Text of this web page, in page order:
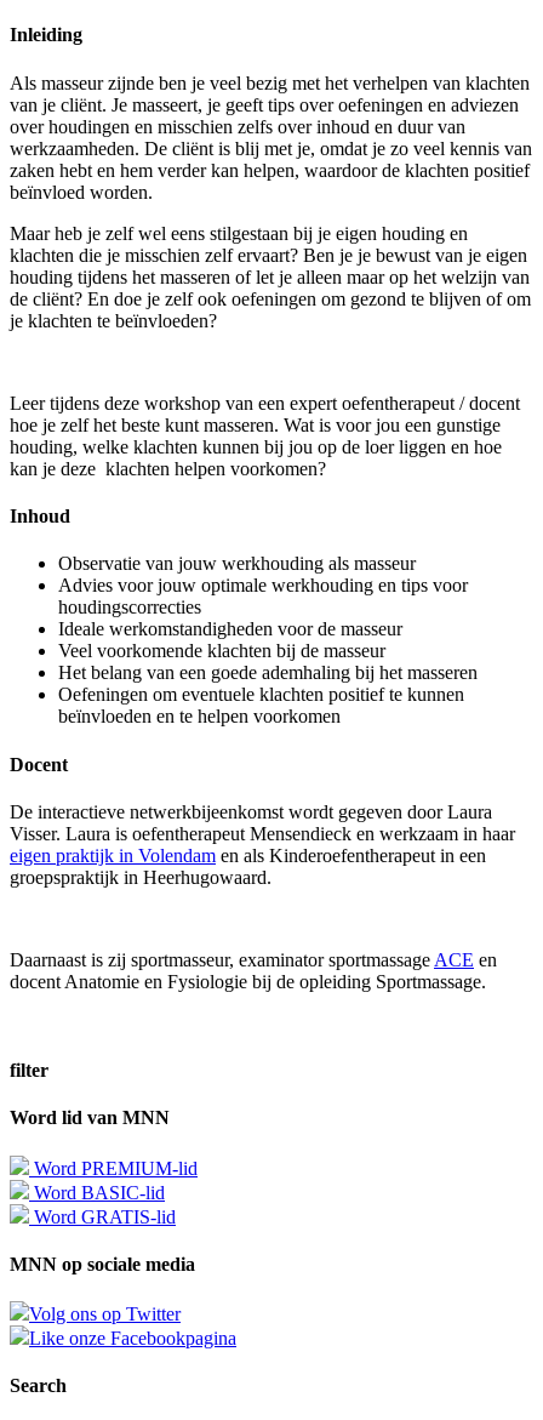
Inleiding
Als masseur zijnde ben je veel bezig met het verhelpen van klachten
van je cliënt. Je masseert, je geeft tips over oefeningen en adviezen
over houdingen en misschien zelfs over inhoud en duur van
werkzaamheden. De cliënt is blij met je, omdat je zo veel kennis van
zaken hebt en hem verder kan helpen, waardoor de klachten positief
beïnvloed worden.
Maar heb je zelf wel eens stilgestaan bij je eigen houding en
klachten die je misschien zelf ervaart? Ben je je bewust van je eigen
houding tijdens het masseren of let je alleen maar op het welzijn van
de cliënt? En doe je zelf ook oefeningen om gezond te blijven of om
je klachten te beïnvloeden?
Leer tijdens deze workshop van een expert oefentherapeut / docent
hoe je zelf het beste kunt masseren. Wat is voor jou een gunstige
houding, welke klachten kunnen bij jou op de loer liggen en hoe
kan je deze klachten helpen voorkomen?
Inhoud
Observatie van jouw werkhouding als masseur
Advies voor jouw optimale werkhouding en tips voor
houdingscorrecties
Ideale werkomstandigheden voor de masseur
Veel voorkomende klachten bij de masseur
Het belang van een goede ademhaling bij het masseren
Oefeningen om eventuele klachten positief te kunnen
beïnvloeden en te helpen voorkomen
Docent
De interactieve netwerkbijeenkomst wordt gegeven door Laura
Visser. Laura is oefentherapeut Mensendieck en werkzaam in haar
eigen praktijk in Volendam en als Kinderoefentherapeut in een
groepspraktijk in Heerhugowaard.
Daarnaast is zij sportmasseur, examinator sportmassage ACE en
docent Anatomie en Fysiologie bij de opleiding Sportmassage.
filter
Word lid van MNN
Word PREMIUM-lid
Word BASIC-lid
Word GRATIS-lid
MNN op sociale media
Volg ons op Twitter
Like onze Facebookpagina
Search